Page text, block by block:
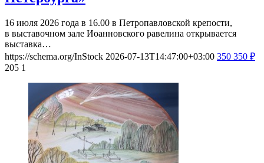
16 июля 2026 года в 16.00 в Петропавловской крепости,
в выставочном зале Иоанновского равелина открывается
выставка…
https://schema.org/InStock 2026-07-13T14:47:00+03:00 350 350 ₽
205 1